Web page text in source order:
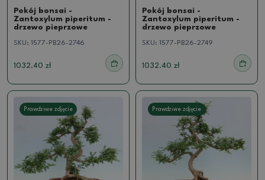
Pokój bonsai -
Zantoxylum piperitum -
drzewo pieprzowe
SKU: 1577-PB26-2746
1032.40 zł
Pokój bonsai -
Zantoxylum piperitum -
drzewo pieprzowe
SKU: 1577-PB26-2749
1032.40 zł
Prawdziwe zdjęcie Prawdziwe zdjęcie